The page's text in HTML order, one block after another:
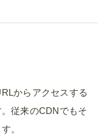
からアクセスする
従来のCDNでもそ
。